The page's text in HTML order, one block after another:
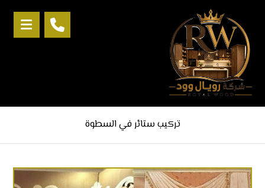
تركيب ستائر في السطوة